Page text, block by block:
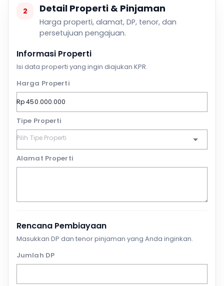
2 Detail Properti & Pinjaman
Harga properti, alamat, DP, tenor, dan
persetujuan pengajuan.
Informasi Properti
Isi data properti yang ingin diajukan KPR.
Harga Properti
Tipe Properti
Alamat Properti
Rencana Pembiayaan
Masukkan DP dan tenor pinjaman yang Anda inginkan.
Jumlah DP